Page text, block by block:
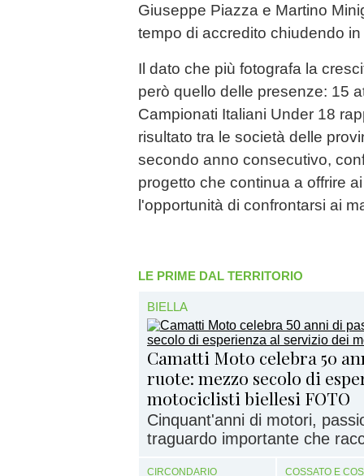
Giuseppe Piazza e Martino
tempo di accredito chiudendo
Il dato che più fotografa la
però quello delle presenze: 15
Campionati Italiani Under 18
risultato tra le società delle
secondo anno consecutivo,
progetto che continua a offrire
l'opportunità di confrontarsi ai
LE PRIME DAL TERRITORIO
BIELLA
Camatti Moto celebra 50
ruote: mezzo secolo di
motociclisti biellesi FOTO
Cinquant'anni di motori,
traguardo importante che
CIRCONDARIO COSSATO E